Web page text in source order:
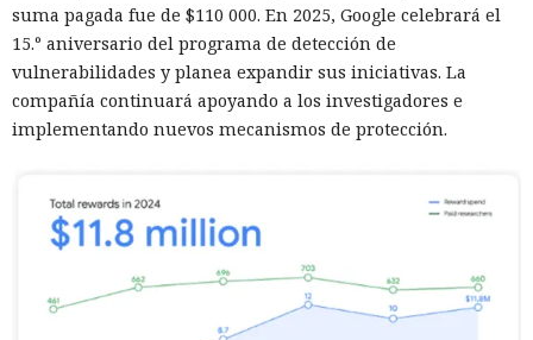
suma pagada fue de $110 000. En 2025, Google celebrará el
15.º aniversario del programa de detección de
vulnerabilidades y planea expandir sus iniciativas. La
compañía continuará apoyando a los investigadores e
implementando nuevos mecanismos de protección.